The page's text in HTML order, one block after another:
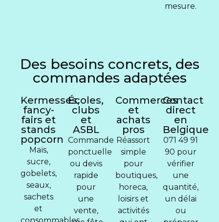
mesure.
Des besoins concrets, des
commandes adaptées
Kermesses,
fancy-
fairs et
stands
popcorn
Maïs,
sucre,
gobelets,
seaux,
sachets
et
Écoles,
clubs
et
ASBL
Commande
ponctuelle
ou devis
rapide
pour
une
vente,
Commerces
et
achats
pros
Réassort
simple
pour
boutiques,
horeca,
loisirs et
activités
Contact
direct
en
Belgique
071 49 91
90 pour
vérifier
une
quantité,
un délai
ou